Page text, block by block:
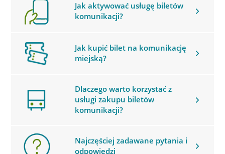
Jak aktywować usługę biletów
komunikacji?
Jak kupić bilet na komunikację
miejską?
Dlaczego warto korzystać z
usługi zakupu biletów
komunikacji?
Najczęściej zadawane pytania i
odpowiedzi